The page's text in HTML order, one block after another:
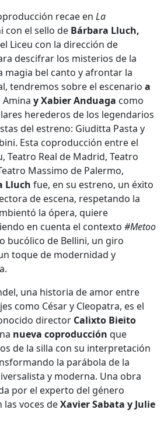
recae en La
con el sello de Bárbara Lluch,
Liceu con la dirección de
descifrar los misterios de la
bel canto y afrontar la
tendremos sobre el escenario a
Amina y Xabier Anduaga como
herederos de los legendarios
del estreno: Giuditta Pasta y
Esta coproducción entre el
Teatro Real de Madrid, Teatro
Massimo de Palermo,
Lluch fue, en su estreno, un éxito
de escena, respetando la
la ópera, quiere
en cuenta el contexto #Metoo
bucólico de Bellini, un giro
toque de modernidad y
una historia de amor entre
como César y Cleopatra, es el
director Calixto Bieito
nueva coproducción que
de la silla con su interpretación
la parábola de la
y moderna. Una obra
por el experto del género
las voces deXavier Sabata y Julie